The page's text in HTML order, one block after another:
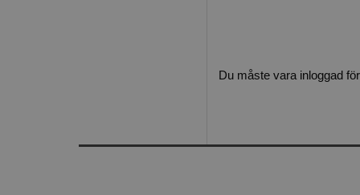
Du måste vara inloggad